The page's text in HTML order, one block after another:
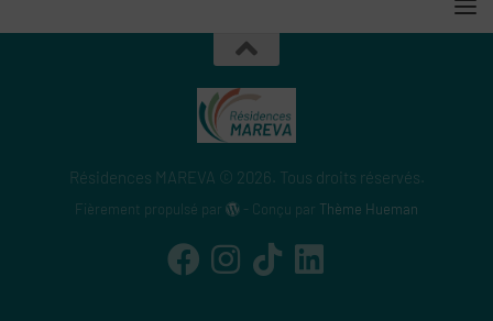
Résidences MAREVA © 2026. Tous droits réservés.
Fièrement propulsé par - Conçu par Thème Hueman